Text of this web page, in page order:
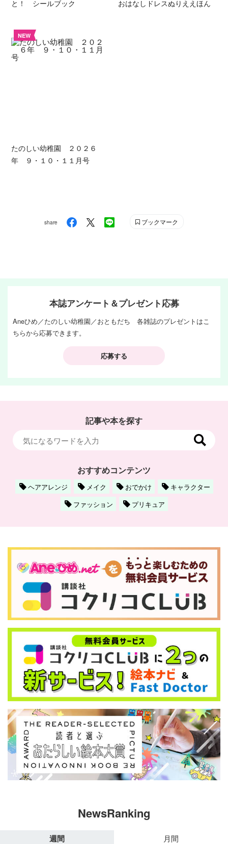
と！ シールブック
おはなしドレスぬりええほん
NEW
たのしい幼稚園 ２０２６
年 ９・１０・１１月号
share ブックマーク
本誌アンケート＆プレゼント応募
Aneひめ／たのしい幼稚園／おともだち 各雑誌のプレゼントはこ
ちらから応募できます。
応募する
記事や本を探す
おすすめコンテンツ
ヘアアレンジ メイク おでかけ
キャラクター
ファッション
プリキュア
NewsRanking
週間 月間